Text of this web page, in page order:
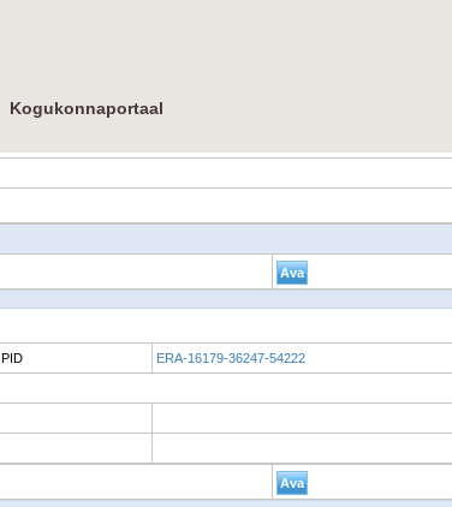
Kogukonnaportaal
PID ERA-16179-36247-54222